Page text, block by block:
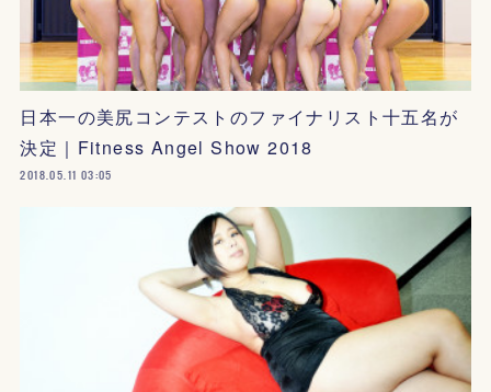
日本一の美尻コンテストのファイナリスト十五名が
決定｜Fitness Angel Show 2018
2018.05.11 03:05